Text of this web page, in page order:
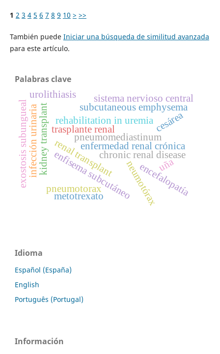
1 2 3 4 5 6 7 8 9 10 > >>
También puede Iniciar una búsqueda de similitud avanzada
para este artículo.
Palabras clave
trasplante renal
enfermedad renal crónica
kidney transplantrenal transplantchronic renal disease
rehabilitation in uremia
enfisema subcutáneoneumotórax
subcutaneous emphysema
pneumotorax
pneumomediastinum
encefalopatía
metotrexato
sistema nervioso central
infección urinaria
urolithiasis
exostosis subungueal uña
cesárea
Idioma
Español (España)
English
Português (Portugal)
Información